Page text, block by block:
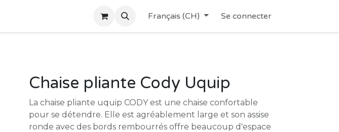
Français (CH) Se connecter
Chaise pliante Cody Uquip
La chaise pliante uquip CODY est une chaise confortable
pour se détendre. Elle est agréablement large et son assise
ronde avec des bords rembourrés offre beaucoup d'espace